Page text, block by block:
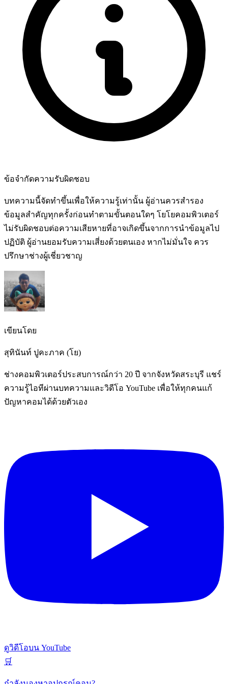
ข้อจำกัดความรับผิดชอบ
บทความนี้จัดทำขึ้นเพื่อให้ความรู้เท่านั้น ผู้อ่านควรสำรอง
ข้อมูลสำคัญทุกครั้งก่อนทำตามขั้นตอนใดๆ โยโยคอมพิวเตอร์
ไม่รับผิดชอบต่อความเสียหายที่อาจเกิดขึ้นจากการนำข้อมูลไป
ปฏิบัติ ผู้อ่านยอมรับความเสี่ยงด้วยตนเอง หากไม่มั่นใจ ควร
ปรึกษาช่างผู้เชี่ยวชาญ
เขียนโดย
สุทินันท์ ปูคะภาค (โย)
ช่างคอมพิวเตอร์ประสบการณ์กว่า 20 ปี จากจังหวัดสระบุรี แชร์
ความรู้ไอทีผ่านบทความและวิดีโอ YouTube เพื่อให้ทุกคนแก้
ปัญหาคอมได้ด้วยตัวเอง
ดูวิดีโอบน YouTube
🛒